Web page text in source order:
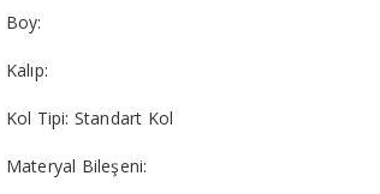
Boy:
Kalıp:
Kol Tipi: Standart Kol
Materyal Bileşeni: